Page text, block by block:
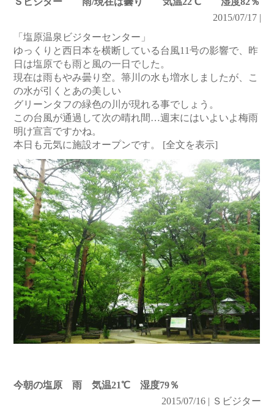
2015/07/17 |
「塩原温泉ビジターセンター」
ゆっくりと西日本を横断している台風11号の影響で、昨
日は塩原でも雨と風の一日でした。
現在は雨もやみ曇り空。箒川の水も増水しましたが、こ
の水が引くとあの美しい
グリーンタフの緑色の川が現れる事でしょう。
この台風が通過して次の晴れ間…週末にはいよいよ梅雨
明け宣言ですかね。
本日も元気に施設オープンです。 [全文を表示]
今朝の塩原 雨 気温21℃ 湿度79％
2015/07/16 | Ｓビジター